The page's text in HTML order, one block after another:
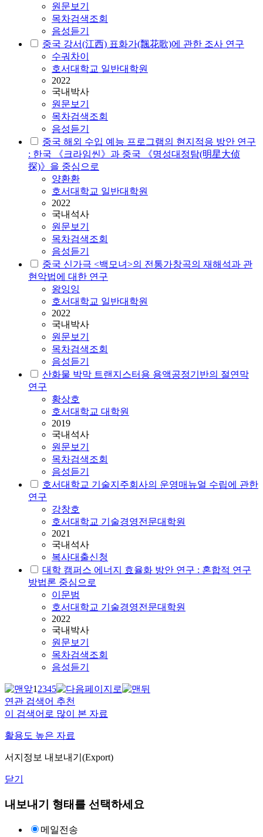
원문보기
목차검색조회
음성듣기
중국 강서(江西) 표화가(飄花歌)에 관한 조사 연구
수궈차이
호서대학교 일반대학원
2022
국내박사
원문보기
목차검색조회
음성듣기
중국 해외 수입 예능 프로그램의 현지적응 방안 연구
: 한국 《크라임씬》과 중국 《명성대정탐(明星大侦
探)》을 중심으로
양환환
호서대학교 일반대학원
2022
국내석사
원문보기
목차검색조회
음성듣기
중국 신가극 <백모녀>의 전통가창곡의 재해석과 관
현악법에 대한 연구
왕잉잉
호서대학교 일반대학원
2022
국내박사
원문보기
목차검색조회
음성듣기
산화물 박막 트랜지스터용 용액공정기반의 절연막
연구
황상호
호서대학교 대학원
2019
국내석사
원문보기
목차검색조회
음성듣기
호서대학교 기술지주회사의 운영매뉴얼 수립에 관한
연구
강창호
호서대학교 기술경영전문대학원
2021
국내석사
복사대출신청
대학 캠퍼스 에너지 효율화 방안 연구 : 혼합적 연구
방법론 중심으로
이문범
호서대학교 기술경영전문대학원
2022
국내박사
원문보기
목차검색조회
음성듣기
12345
연관 검색어 추천
이 검색어로 많이 본 자료
활용도 높은 자료
서지정보 내보내기(Export)
닫기
내보내기 형태를 선택하세요
메일전송